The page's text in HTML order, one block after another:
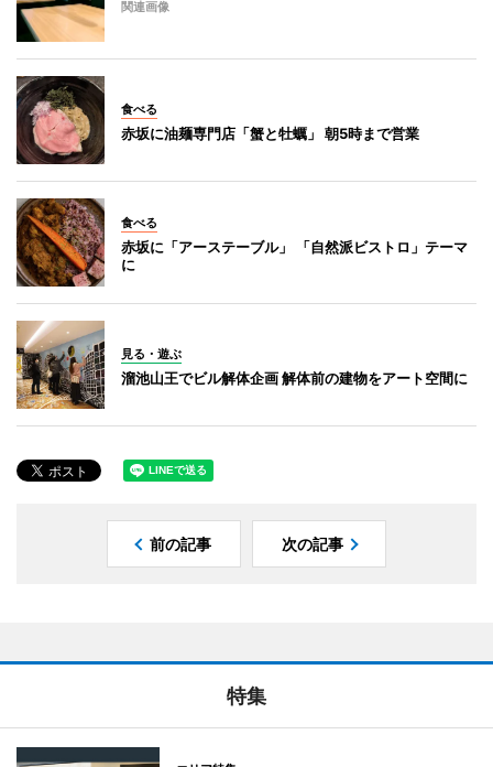
関連画像
食べる
赤坂に油麺専門店「蟹と牡蠣」 朝5時まで営業
食べる
赤坂に「アーステーブル」 「自然派ビストロ」テーマ
に
見る・遊ぶ
溜池山王でビル解体企画 解体前の建物をアート空間に
前の記事 次の記事
特集